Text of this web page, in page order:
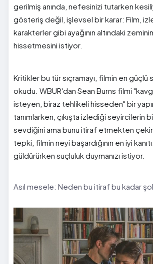
gerilmiş anında, nefesinizi tutarken
gösteriş değil, işlevsel bir karar: Film,
karakterler gibi ayağının altındaki zeminin
hissetmesini istiyor.
Kritikler bu tür sıçramayı, filmin en güçlü
okudu. WBUR'dan Sean Burns filmi
isteyen, biraz tehlikeli hisseden" bir
tanımlarken, çıkışta izlediği seyircilerin bir
sevdiğini ama bunu itiraf etmekten
tepki, filmin neyi başardığının en iyi
güldürürken suçluluk duymanızı istiyor.
Asıl mesele: Neden bu itiraf bu kadar